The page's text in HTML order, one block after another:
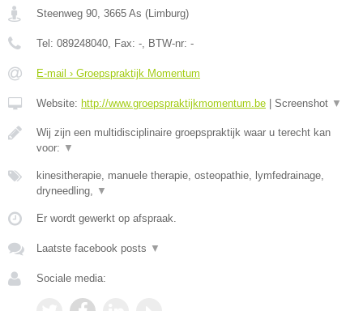
Steenweg 90, 3665 As (Limburg)
Tel: 089248040, Fax: -, BTW-nr: -
E-mail › Groepspraktijk Momentum
Website: http://www.groepspraktijkmomentum.be Screenshot ▼
Wij zijn een multidisciplinaire groepspraktijk waar u terecht kan
voor: ▼
kinesitherapie, manuele therapie, osteopathie, lymfedrainage,
dryneedling, ▼
Er wordt gewerkt op afspraak.
Laatste facebook posts ▼
Sociale media: